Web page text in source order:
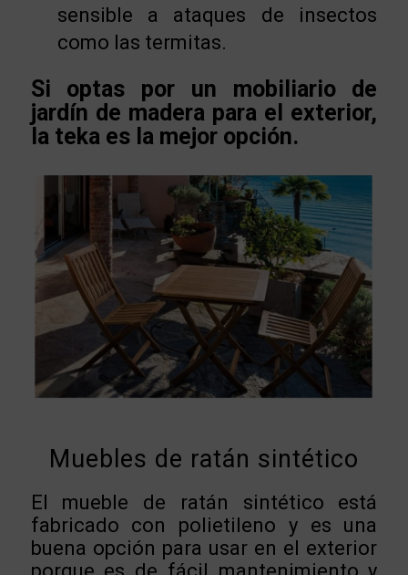
sensible a ataques de insectos
como las termitas.
Si optas por un mobiliario de
jardín de madera para el exterior,
la teka es la mejor opción.
Muebles de ratán sintético
El mueble de ratán sintético está
fabricado con polietileno y es una
buena opción para usar en el exterior